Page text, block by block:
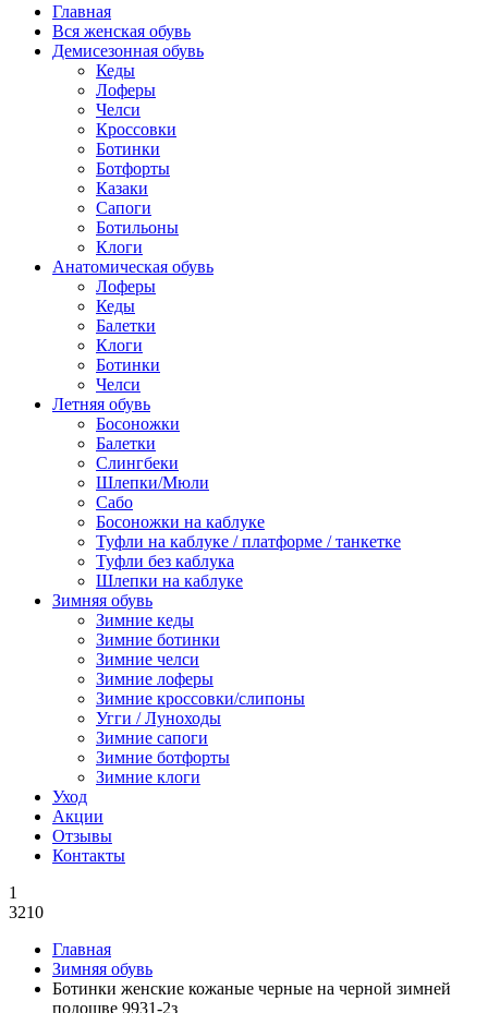
Главная
Вся женская обувь
Демисезонная обувь
Кеды
Лоферы
Челси
Кроссовки
Ботинки
Ботфорты
Казаки
Сапоги
Ботильоны
Клоги
Анатомическая обувь
Лоферы
Кеды
Балетки
Клоги
Ботинки
Челси
Летняя обувь
Босоножки
Балетки
Слингбеки
Шлепки/Мюли
Сабо
Босоножки на каблуке
Туфли на каблуке / платформе / танкетке
Туфли без каблука
Шлепки на каблуке
Зимняя обувь
Зимние кеды
Зимние ботинки
Зимние челси
Зимние лоферы
Зимние кроссовки/слипоны
Угги / Луноходы
Зимние сапоги
Зимние ботфорты
Зимние клоги
Уход
Акции
Отзывы
Контакты
1
3210
Главная
Зимняя обувь
Ботинки женские кожаные черные на черной зимней
подошве 9931-2з